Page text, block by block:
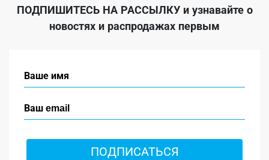
ПОДПИШИТЕСЬ НА РАССЫЛКУи узнавайте о
новостях и распродажах первым
ПОДПИСАТЬСЯ